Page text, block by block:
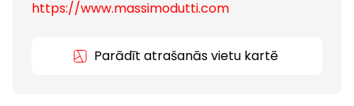
https://www.massimodutti.com
Parādīt atrašanās vietu kartē